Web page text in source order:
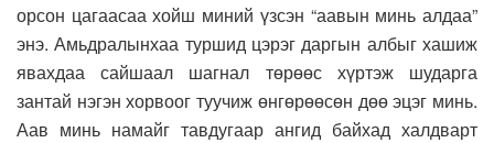
орсон цагаасаа хойш миний үзсэн “аавын минь алдаа”
энэ. Амьдралынхаа туршид цэрэг даргын албыг хашиж
явахдаа сайшаал шагнал төрөөс хүртэж шударга
зантай нэгэн хорвоог туучиж өнгөрөөсөн дөө эцэг минь.
Аав минь намайг тавдугаар ангид байхад халдварт